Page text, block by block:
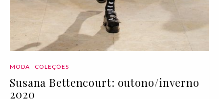
MODA COLEÇÕES
Susana Bettencourt: outono/inverno
2020